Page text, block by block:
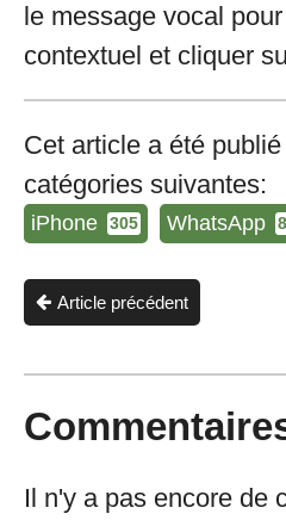
le message vocal
contextuel et cliquer
Cet article a été
catégories suivantes:
iPhone 305 WhatsApp
Article précédent
Il n'y a pas encore de